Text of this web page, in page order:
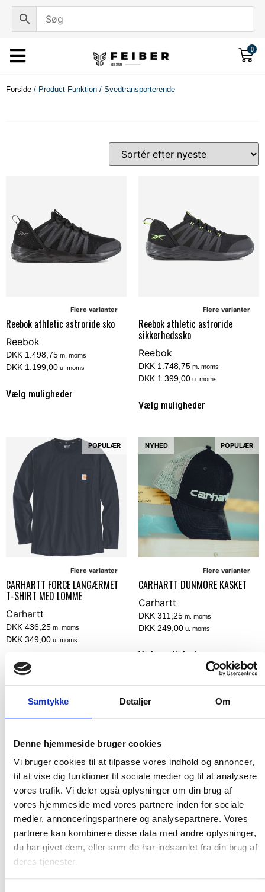
Samtykke Detaljer Om
Denne hjemmeside bruger cookies
Vi bruger cookies til at tilpasse vores indhold og annoncer,
til at vise dig funktioner til sociale medier og til at analysere
vores trafik. Vi deler også oplysninger om din brug af
vores hjemmeside med vores partnere inden for sociale
medier, annonceringspartnere og analysepartnere. Vores
partnere kan kombinere disse data med andre oplysninger,
du har givet dem, eller som de har indsamlet fra din brug af
deres tjenester.
0
Forside / Product Funktion / Svedtransporterende
Flere varianter
Reebok athletic astroride sko
Reebok
DKK 1.498,75 m. moms
DKK 1.199,00 u. moms
Vælg muligheder
Flere varianter
Reebok athletic astroride
sikkerhedssko
Reebok
DKK 1.748,75 m. moms
DKK 1.399,00 u. moms
Vælg muligheder
POPULÆR
Flere varianter
CARHARTT FORCE LANGÆRMET
T-SHIRT MED LOMME
Carhartt
DKK 436,25 m. moms
DKK 349,00 u. moms
Vælg muligheder
NYHED POPULÆR
Flere varianter
CARHARTT DUNMORE KASKET
Carhartt
DKK 311,25 m. moms
DKK 249,00 u. moms
Vælg muligheder
NY FARVE NYHED POPULÆR
Flere varianter
CARHARTT ODESSA KASKET
Carhartt